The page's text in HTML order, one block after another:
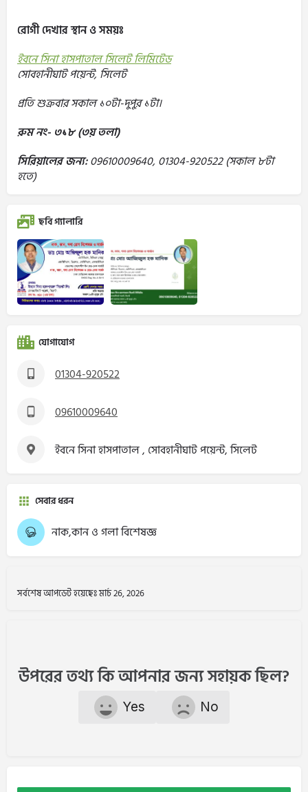
রোগী দেখার স্থান ও সময়ঃ
ইবনে সিনা হাসপাতাল সিলেট লিমিটেড
সোবহানীঘাট পয়েন্ট, সিলেট
প্রতি শুক্রবার সকাল ১০টা-দুপুর ১টা।
রুম নং- ৩১৮ (৩য় তলা)
সিরিয়ালের জন্য:09610009640, 01304-920522 (সকাল ৮টা
হতে)
ছবি গ্যালারি
যোগাযোগ
01304-920522
09610009640
ইবনে সিনা হাসপাতাল , সোবহানীঘাট পয়েন্ট, সিলেট
সেবার ধরন
নাক,কান ও গলা বিশেষজ্ঞ
সর্বশেষ আপডেট হয়েছেঃ মার্চ 26, 2026
উপরের তথ্য কি আপনার জন্য সহায়ক ছিল?
Yes No